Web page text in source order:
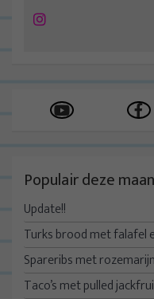
Instagram
Populair deze
Update!!
Turks brood met falafel
Spareribs met
Taco’s met pulled